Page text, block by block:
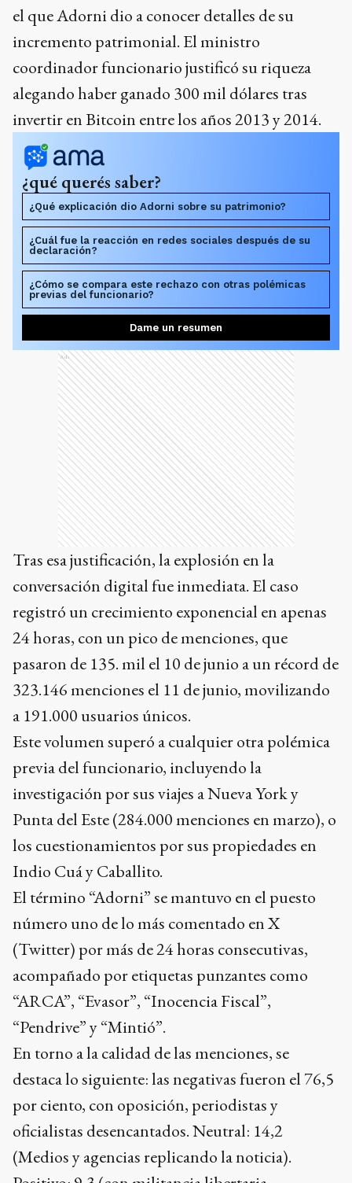
alegando haber ganado 300 mil dólares tras
invertir en Bitcoin entre los años 2013 y 2014.
¿qué querés saber?
¿Qué explicación dio Adorni sobre su patrimonio?
¿Cuál fue la reacción en redes sociales después de su
declaración?
¿Cómo se compara este rechazo con otras polémicas
previas del funcionario?
Dame un resumen
Tras esa justificación, la explosión en la
conversación digital fue inmediata. El caso
registró un crecimiento exponencial en apenas
24 horas, con un pico de menciones, que
pasaron de 135. mil el 10 de junio a un récord de
323.146 menciones el 11 de junio, movilizando
a 191.000 usuarios únicos.
Este volumen superó a cualquier otra polémica
previa del funcionario, incluyendo la
investigación por sus viajes a Nueva York y
Punta del Este (284.000 menciones en marzo), o
los cuestionamientos por sus propiedades en
Indio Cuá y Caballito.
El término “Adorni” se mantuvo en el puesto
número uno de lo más comentado en X
(Twitter) por más de 24 horas consecutivas,
acompañado por etiquetas punzantes como
“ARCA”, “Evasor”, “Inocencia Fiscal”,
“Pendrive” y “Mintió”.
En torno a la calidad de las menciones, se
destaca lo siguiente: las negativas fueron el 76,5
por ciento, con oposición, periodistas y
oficialistas desencantados. Neutral: 14,2
(Medios y agencias replicando la noticia).
Positivo: 9,3 (con militancia libertaria
justificando el hecho)